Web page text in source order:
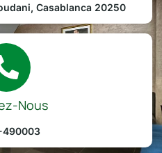
Casablanca 20250
Nous